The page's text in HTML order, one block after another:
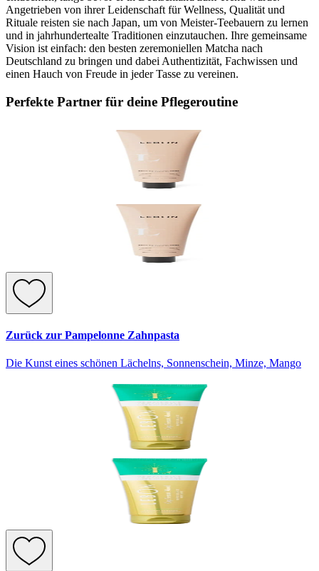
Angetrieben von ihrer Leidenschaft für Wellness, Qualität und
Rituale reisten sie nach Japan, um von Meister-Teebauern zu lernen
und in jahrhundertealte Traditionen einzutauchen. Ihre gemeinsame
Vision ist einfach: den besten zeremoniellen Matcha nach
Deutschland zu bringen und dabei Authentizität, Fachwissen und
einen Hauch von Freude in jeder Tasse zu vereinen.
Perfekte Partner für deine Pflegeroutine
Zurück zur Pampelonne Zahnpasta
Die Kunst eines schönen Lächelns, Sonnenschein, Minze, Mango